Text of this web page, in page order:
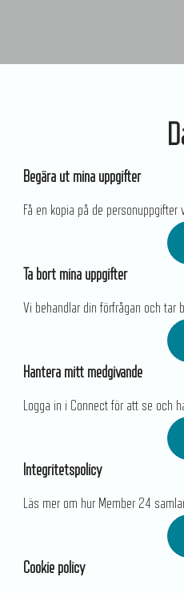
Begära ut mina uppgifter
Få en kopia på de
Ta bort mina uppgifter
Vi behandlar din förfrågan och tar
Hantera mitt medgivande
Logga in i Connect för att se och
Integritetspolicy
Läs mer om hur Member 24
Cookie policy